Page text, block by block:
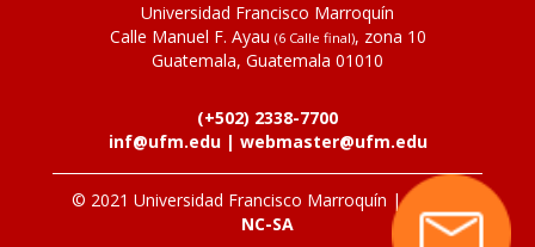
Universidad Francisco Marroquín
Calle Manuel F. Ayau (6 Calle final), zona 10
Guatemala, Guatemala 01010
(+502) 2338-7700
inf@ufm.edu| webmaster@ufm.edu
© 2021 Universidad Francisco Marroquín |CC: BY-
NC-SA